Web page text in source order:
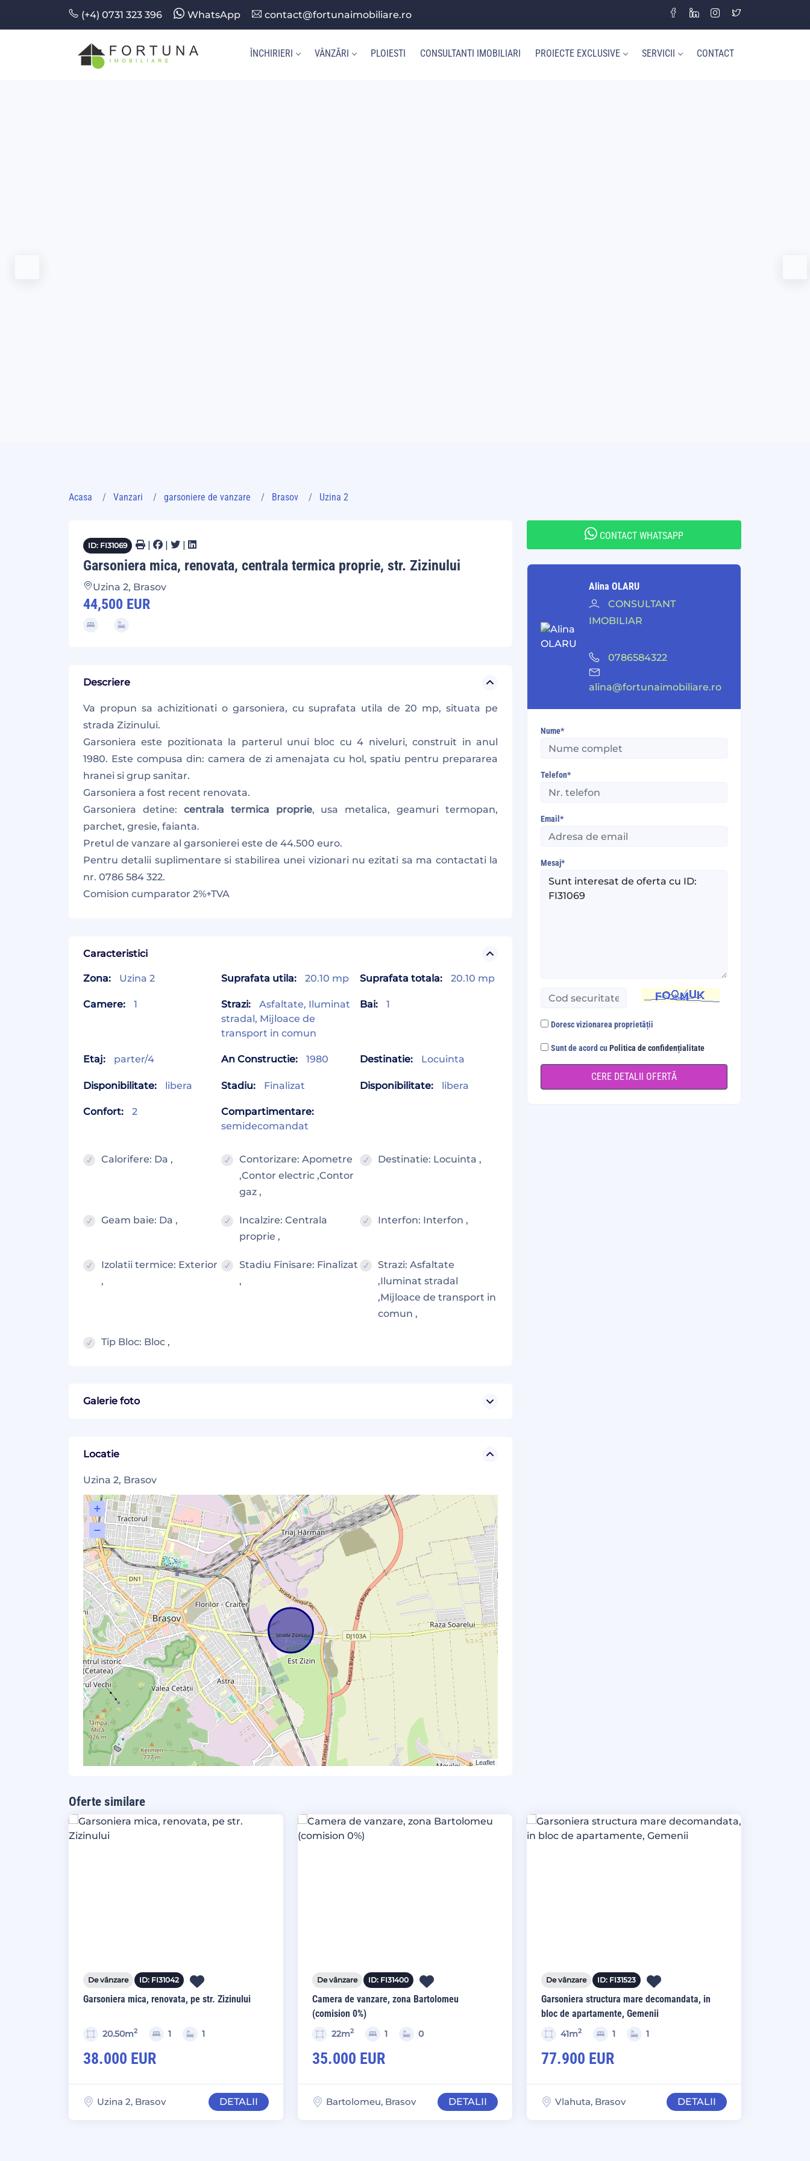
(+4) 0731 323 396 WhatsApp contact@fortunaimobiliare.ro
ÎNCHIRIERI VÂNZĂRI PLOIESTI CONSULTANTI IMOBILIARI PROIECTE EXCLUSIVE SERVICII CONTACT
Acasa Vanzari garsoniere de vanzare Brasov Uzina 2
ID: FI31069 | | |
Garsoniera mica, renovata, centrala termica proprie, str. Zizinului
Uzina 2, Brasov
44,500 EUR
Descriere
Va propun sa achizitionati o garsoniera, cu suprafata utila de 20 mp, situata pe
strada Zizinului.
Garsoniera este pozitionata la parterul unui bloc cu 4 niveluri, construit in anul
1980. Este compusa din: camera de zi amenajata cu hol, spatiu pentru prepararea
hranei si grup sanitar.
Garsoniera a fost recent renovata.
Garsoniera detine: centrala termica proprie, usa metalica, geamuri termopan,
parchet, gresie, faianta.
Pretul de vanzare al garsonierei este de 44.500 euro.
Pentru detalii suplimentare si stabilirea unei vizionari nu ezitati sa ma contactati la
nr. 0786 584 322.
Comision cumparator 2%+TVA
Caracteristici
Zona: Uzina 2 Suprafata utila: 20.10 mp Suprafata totala: 20.10 mp
Camere: 1 Strazi:
Asfaltate, Iluminat
stradal, Mijloace de
transport in comun
Bai: 1
Etaj: parter/4 An Constructie: 1980 Destinatie: Locuinta
Disponibilitate: libera Stadiu: Finalizat Disponibilitate: libera
Confort: 2
Compartimentare:
semidecomandat
Calorifere: Da ,
Contorizare: Apometre
,Contor electric ,Contor
gaz ,
Destinatie: Locuinta ,
Geam baie: Da ,
Incalzire: Centrala
proprie ,
Interfon: Interfon ,
Izolatii termice: Exterior
,
Stadiu Finisare: Finalizat
,
Strazi: Asfaltate
,Iluminat stradal
,Mijloace de transport in
comun ,
Tip Bloc: Bloc ,
Galerie foto
Locatie
Uzina 2, Brasov
+
−
Leaflet
CONTACT WHATSAPP
Alina OLARU
CONSULTANT
IMOBILIAR
0786584322
alina@fortunaimobiliare.ro
Nume*
Telefon*
Email*
Mesaj*
Doresc vizionarea proprietății
Sunt de acord cuPolitica de confidențialitate
Oferte similare
De vânzare ID: FI31042
Garsoniera mica, renovata, pe str. Zizinului
20.50m2 1 1
38.000 EUR
Uzina 2, Brasov DETALII
De vânzare ID: FI31400
Camera de vanzare, zona Bartolomeu
(comision 0%)
22m2 1 0
35.000 EUR
Bartolomeu, Brasov DETALII
De vânzare ID: FI31523
Garsoniera structura mare decomandata, in
bloc de apartamente, Gemenii
41m2 1 1
77.900 EUR
Vlahuta, Brasov DETALII